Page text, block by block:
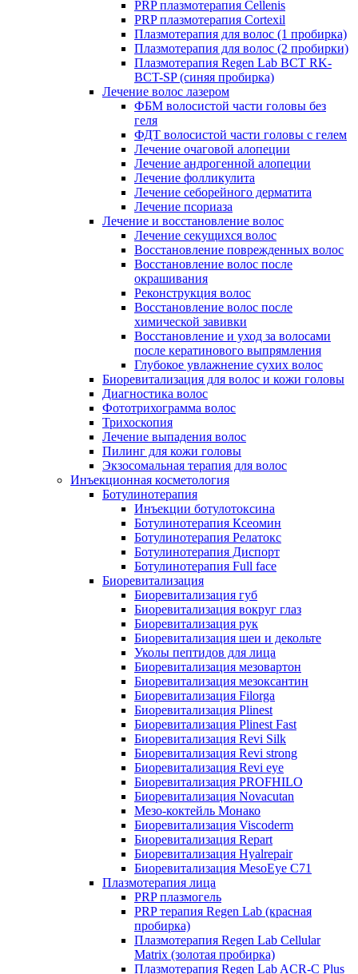
PRP плазмотерапия Cellenis
PRP плазмотерапия Cortexil
Плазмотерапия для волос (1 пробирка)
Плазмотерапия для волос (2 пробирки)
Плазмотерапия Regen Lab BCT RK-
BCT-SP (синяя пробирка)
Лечение волос лазером
ФБМ волосистой части головы без
геля
ФДТ волосистой части головы с гелем
Лечение очаговой алопеции
Лечение андрогенной алопеции
Лечение фолликулита
Лечение себорейного дерматита
Лечение псориаза
Лечение и восстановление волос
Лечение секущихся волос
Восстановление поврежденных волос
Восстановление волос после
окрашивания
Реконструкция волос
Восстановление волос после
химической завивки
Восстановление и уход за волосами
после кератинового выпрямления
Глубокое увлажнение сухих волос
Биоревитализация для волос и кожи головы
Диагностика волос
Фототрихограмма волос
Трихоскопия
Лечение выпадения волос
Пилинг для кожи головы
Экзосомальная терапия для волос
Инъекционная косметология
Ботулинотерапия
Инъекции ботулотоксина
Ботулинотерапия Ксеомин
Ботулинотерапия Релатокс
Ботулинотерапия Диспорт
Ботулинотерапия Full face
Биоревитализация
Биоревитализация губ
Биоревитализация вокруг глаз
Биоревитализация рук
Биоревитализация шеи и декольте
Уколы пептидов для лица
Биоревитализация мезовартон
Биоревитализация мезоксантин
Биоревитализация Filorga
Биоревитализация Plinest
Биоревитализация Plinest Fast
Биоревитализация Revi Silk
Биоревитализация Revi strong
Биоревитализация Revi eye
Биоревитализация PROFHILO
Биоревитализация Novacutan
Мезо-коктейль Монако
Биоревитализация Viscoderm
Биоревитализация Repart
Биоревитализация Hyalrepair
Биоревитализация MesoEye C71
Плазмотерапия лица
PRP плазмогель
PRP терапия Regen Lab (красная
пробирка)
Плазмотерапия Regen Lab Cellular
Matrix (золотая пробирка)
Плазмотерапия Regen Lab ACR-C Plus